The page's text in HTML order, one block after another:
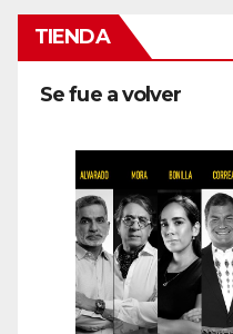
TIENDA
Se fue a volver